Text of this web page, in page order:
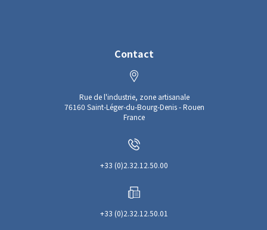
Contact
Rue de l'industrie, zone artisanale
76160 Saint-Léger-du-Bourg-Denis - Rouen
France
+33 (0)2.32.12.50.00
+33 (0)2.32.12.50.01